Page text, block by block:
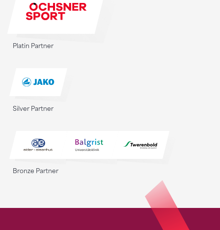
Platin Partner
Silver Partner
Bronze Partner